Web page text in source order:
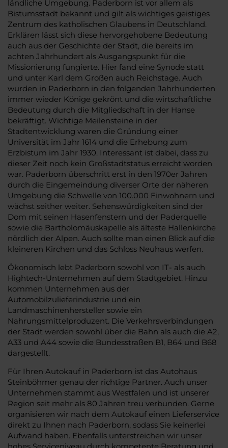
ländliche Umgebung. Paderborn ist vor allem als
Bistumsstadt bekannt und gilt als wichtiges geistiges
Zentrum des katholischen Glaubens in Deutschland.
Erklären lässt sich diese hervorgehobene Bedeutung
auch aus der Geschichte der Stadt, die bereits im
achten Jahrhundert als Ausgangspunkt für die
Missionierung fungierte. Hier fand eine Synode statt
und unter Karl dem Großen auch Reichstage. Auch
wurden in Paderborn in den folgenden Jahrhunderten
immer wieder Könige gekrönt und die wirtschaftliche
Bedeutung durch die Mitgliedschaft in der Hanse
bekräftigt. Wichtige Meilensteine in der
Stadtentwicklung waren die Gründung einer
Universität im Jahr 1614 und die Erhebung zum
Erzbistum im Jahr 1930. Interessant ist dabei, dass zu
dieser Zeit noch kein Großstadtstatus erreicht worden
war. Paderborn überschritt erst in den 1970er Jahren
durch die Eingemeindung diverser Orte der näheren
Umgebung die Schwelle von 100.000 Einwohnern und
wächst seither weiter. Sehenswürdigkeiten sind der
Dom mit seinen Hasenfenstern und der Paderquelle
sowie die Bartholomäuskapelle als älteste Hallenkirche
nördlich der Alpen. Auch sollte man einen Blick auf die
kleineren Kirchen und das Schloss Neuhaus werfen.
Ökonomisch lebt Paderborn sowohl von IT- als auch
Hightech-Unternehmen auf dem Stadtgebiet. Hinzu
kommen Unternehmen aus der
Automobilzulieferindustrie und ein
Landmaschinenhersteller sowie ein
Nahrungsmittelproduzent. Die Verkehrsverbindungen
der Stadt werden sowohl über die Bahn als auch die A2,
A33 und A44 sowie die Bundesstraßen B1, B64 und B68
dargestellt.
Für Ihren Autokauf in Paderborn ist das Autohaus
Steinböhmer genau der richtige Partner. Auch unser
Unternehmen stammt aus Westfalen und ist unserer
Region seit mehr als 80 Jahren treu verbunden. Gerne
organisieren wir nach dem Autokauf einen Lieferservice
direkt zu Ihnen nach Paderborn, sodass Sie keinerlei
Aufwand haben. Ebenfalls unterstreichen wir unser
hohes Serviceniveau durch kompetente Beratung und